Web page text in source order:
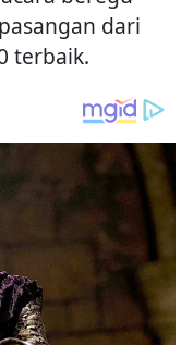
dari
terbaik.